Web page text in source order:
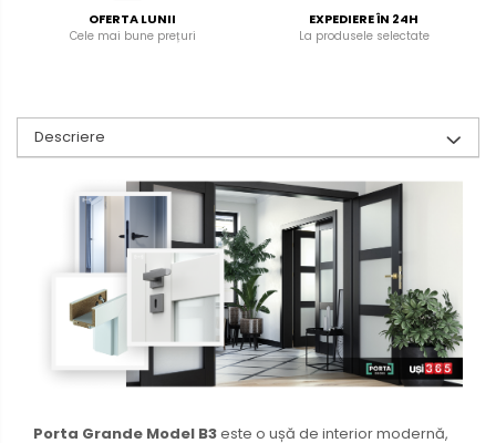
OFERTA LUNII
Cele mai bune prețuri
EXPEDIERE ÎN 24H
La produsele selectate
Descriere
Porta Grande Model B3este o ușă de interior modernă,